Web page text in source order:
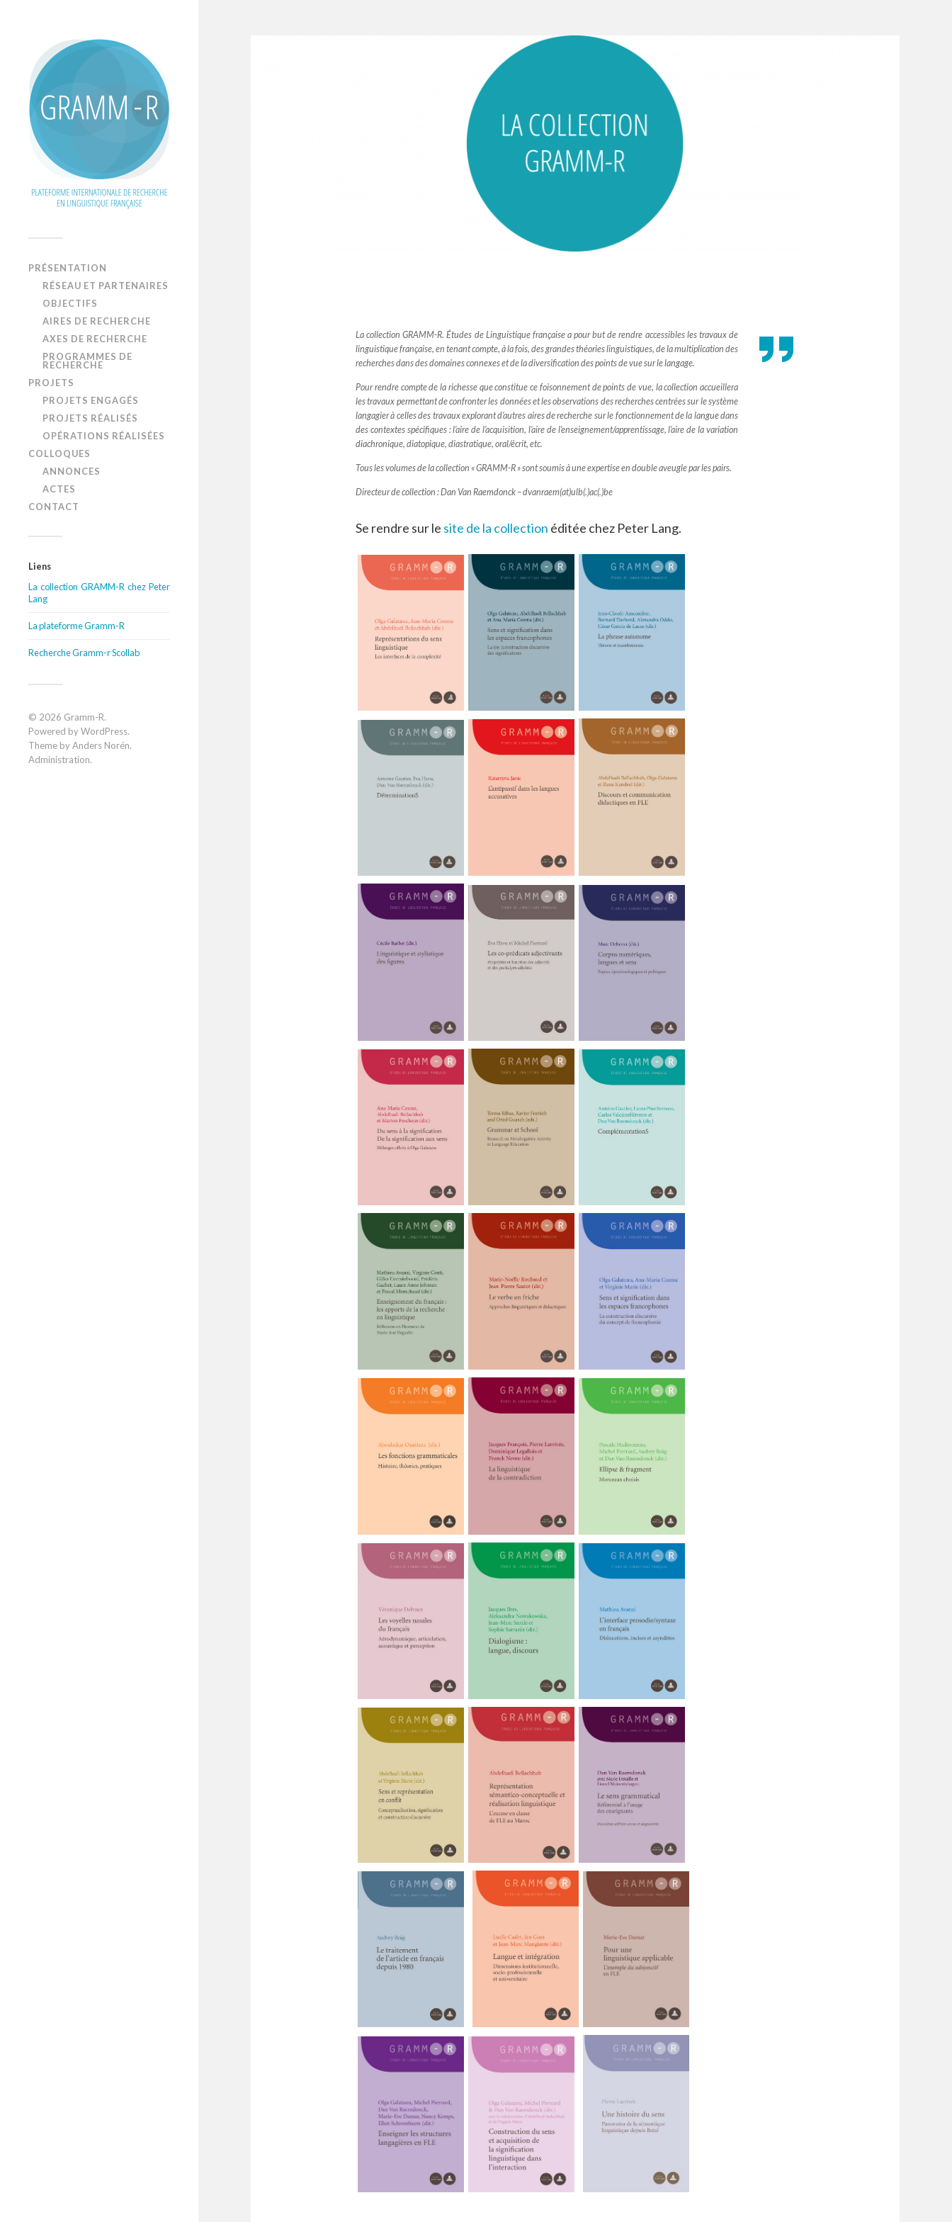
PRÉSENTATION
RÉSEAU ET PARTENAIRES
OBJECTIFS
AIRES DE RECHERCHE
AXES DE RECHERCHE
PROGRAMMES DE
RECHERCHE
PROJETS
PROJETS ENGAGÉS
PROJETS RÉALISÉS
OPÉRATIONS RÉALISÉES
COLLOQUES
ANNONCES
ACTES
CONTACT
Liens
La collection GRAMM-R chez Peter
Lang
La plateforme Gramm-R
Recherche Gramm-r Scollab
© 2026 Gramm-R.
Powered byWordPress.
Theme byAnders Norén.
Administration.
La collectionGRAMM-R. Études de Linguistique françaisea pour but de rendre accessibles les travaux de
linguistique française, en tenant compte, à la fois, des grandes théories linguistiques, de la multiplication des
recherches dans des domaines connexes et de la diversification des points de vue sur le langage.
Pour rendre compte de la richesse que constitue ce foisonnement de points de vue, la collection accueillera
les travaux permettant de confronter les données et les observations des recherches centrées sur le système
langagier à celles des travaux explorant d’autres aires de recherche sur le fonctionnement de la langue dans
des contextes spécifiques : l’aire de l’acquisition, l’aire de l’enseignement/apprentissage, l’aire de la variation
diachronique, diatopique, diastratique, oral/écrit, etc.
Tous les volumes de la collection « GRAMM-R » sont soumis à une expertise en double aveugle par les pairs.
Directeur de collection : Dan Van Raemdonck – dvanraem(at)ulb(.)ac(.)be
Se rendre sur le site de la collection éditée chez Peter Lang.